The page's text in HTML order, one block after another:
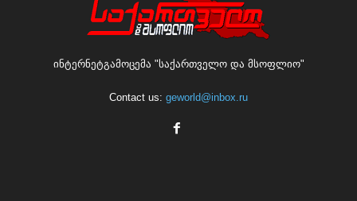
ინტერნეტგამოცემა "საქართველო და მსოფლიო"
Contact us: geworld@inbox.ru